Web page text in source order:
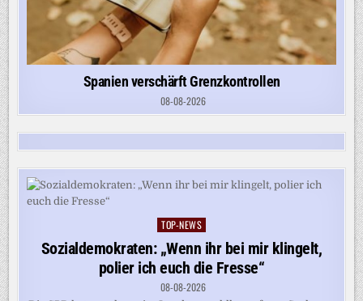
Spanien verschärft Grenzkontrollen
08-08-2026
Posted
in
TOP-NEWS
Sozialdemokraten: „Wenn ihr bei mir klingelt,
polier ich euch die Fresse“
08-08-2026